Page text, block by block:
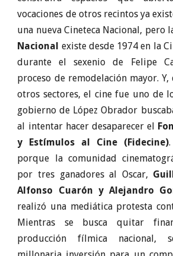
vocaciones de otros recintos ya
una nueva Cineteca Nacional, pero
Nacional existe desde 1974 en la
durante el sexenio de Felipe
proceso de remodelación mayor.
otros sectores, el cine fue uno de
gobierno de López Obrador
al intentar hacer desaparecer el
y Estímulos al Cine (Fidecine)
porque la comunidad
por tres ganadores al Oscar,
Alfonso Cuarón y Alejandro
realizó una mediática protesta
Mientras se busca quitar
producción fílmica nacional,